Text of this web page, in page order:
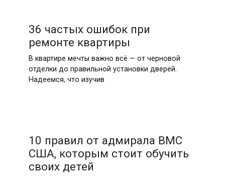
36 частых ошибок при
ремонте квартиры
В квартире мечты важно всё — от черновой
отделки до правильной установки дверей.
Надеемся, что изучив
10 правил от адмирала ВМС
США, которым стоит обучить
своих детей